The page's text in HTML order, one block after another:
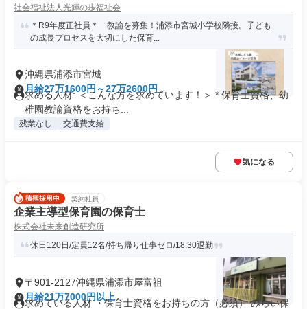
社会福祉法人光輝の歩福祉会
＊R9年度正社員＊ 教諭を募集！浦添市宮城小学校隣接。子ども
の成長プロセスを大切にした保育...
沖縄県浦添市宮城
月給27万1600円～27万2600円
求める人材: ＜こんな方を求めています！＞ * 保育士資格、幼
稚園教諭資格をお持ち...
残業なし 交通費支給
気になる
契約社員
企業主導型保育園の保育士
株式会社未来創造研究所
休日120日/定員12名/持ち帰り仕事ゼロ/18:30退勤
〒901-2127沖縄県浦添市屋富祖
月給21万7000円以上
求めている人材 ・保育士資格をお持ちの方（必須） みらい保